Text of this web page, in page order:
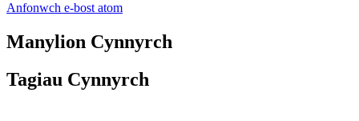
Anfonwch e-bost atom
Manylion Cynnyrch
Tagiau Cynnyrch